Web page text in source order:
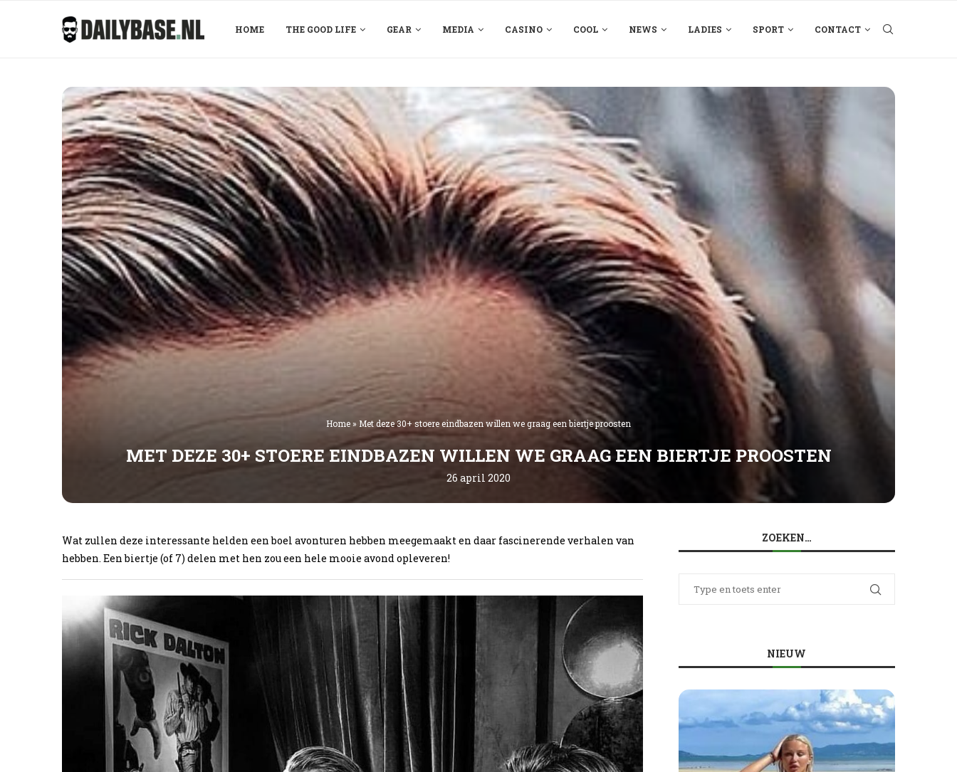
HOME THE GOOD LIFE GEAR MEDIA CASINO COOL NEWS LADIES SPORT CONTACT
Home» Met deze 30+ stoere eindbazen willen we graag een biertje proosten
MET DEZE 30+ STOERE EINDBAZEN WILLEN WE GRAAG EEN BIERTJE PROOSTEN
26 april 2020
Wat zullen deze interessante helden een boel avonturen hebben meegemaakt en daar fascinerende verhalen van
hebben. Een biertje (of 7) delen met hen zou een hele mooie avond opleveren!
ZOEKEN…
NIEUW